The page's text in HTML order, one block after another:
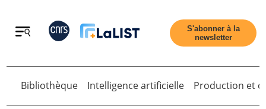
Retour
S'abonner à la
newsletter
Retour
Bibliothèque Intelligence artificielle Production et